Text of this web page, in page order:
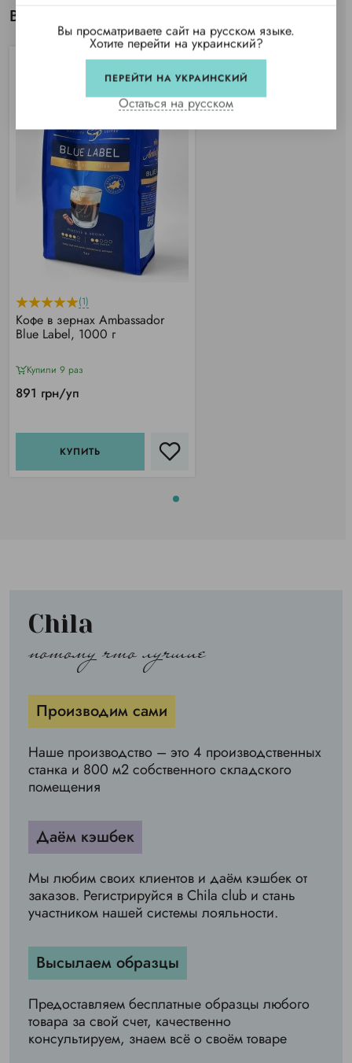
Вы просматривали
(1)
Кофе в зернах Ambassador
Blue Label, 1000 г
Купили 9 раз
891 грн/уп
КУПИТЬ
Chila
потому что лучшие
Производим сами
Наше производство – это 4 производственных
станка и 800 м2 собственного складского
помещения
Даём кэшбек
Мы любим своих клиентов и даём кэшбек от
заказов. Регистрируйся в Chila club и стань
участником нашей системы лояльности.
Высылаем образцы
Предоставляем бесплатные образцы любого
товара за свой счет, качественно
консультируем, знаем всё о своём товаре
Вы просматриваете сайт на русском языке.
Хотите перейти на украинский?
ПЕРЕЙТИ НА УКРАИНСКИЙ
Остаться на русском